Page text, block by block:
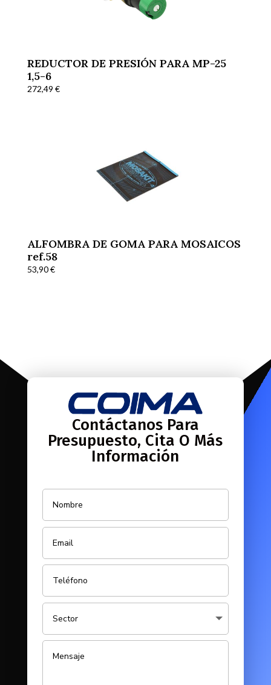
REDUCTOR DE PRESIÓN PARA MP-25
1,5-6
272,49 €
ALFOMBRA DE GOMA PARA MOSAICOS
ref.58
53,90€
Contáctanos Para
Presupuesto, Cita O Más
Información